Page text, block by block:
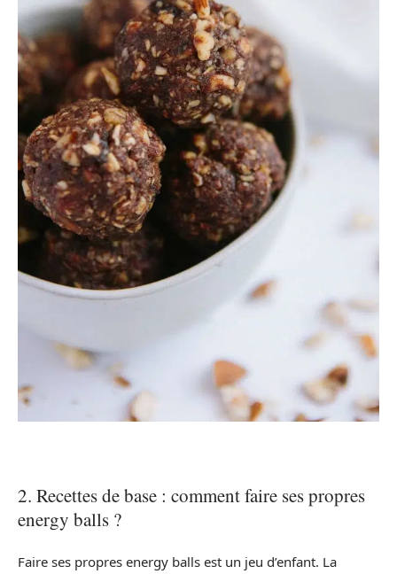
2. Recettes de base : comment faire ses propres
energy balls ?
Faire ses propres energy balls est un jeu d’enfant. La